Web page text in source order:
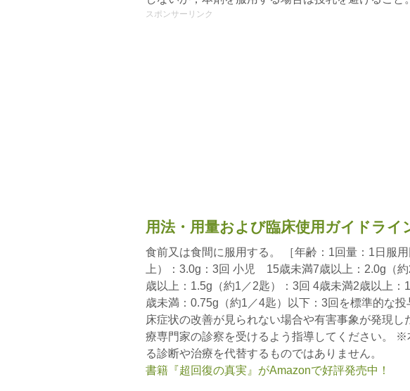
スポンサーリンク
用法・用量および臨床使用ガイドライ
食前又は食間に服用する。 ［年齢：1回量：1日服
上）：3.0g：3回 小児 15歳未満7歳以上：2.0g（
歳以上：1.5g（約1／2匙）：3回 4歳未満2歳以上：
歳未満：0.75g（約1／4匙）以下：3回を標準的な
床症状の改善が見られない場合や有害事象が発現し
療専門家の診察を受けるよう指導してください。 ※
る診断や治療を代替するものではありません。
書籍『超回復の真実』がAmazonで好評発売中！